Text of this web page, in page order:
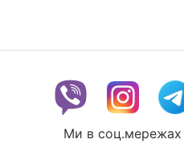
Ми в соц.мережах